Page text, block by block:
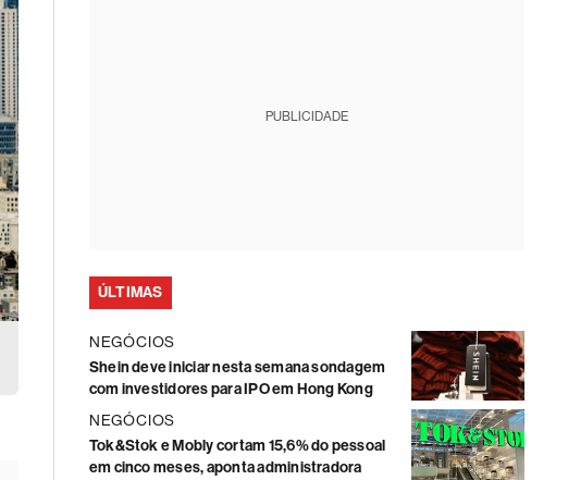
PUBLICIDADE
ÚLTIMAS
NEGÓCIOS
Shein deve iniciar nesta semana sondagem
com investidores para IPO em Hong Kong
NEGÓCIOS
Tok&Stok e Mobly cortam 15,6% do pessoal
em cinco meses, aponta administradora